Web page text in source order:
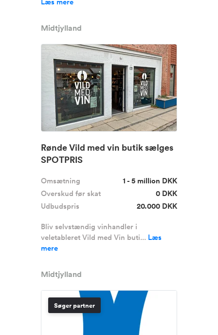
Midtjylland
Rønde Vild med vin butik sælges
SPOTPRIS
Omsætning
1 - 5 million DKK
Overskud før skat
0 DKK
Udbudspris
20.000 DKK
Bliv selvstændig vinhandler i
veletableret Vild med Vin buti... Læs
mere
Midtjylland
Søger partner